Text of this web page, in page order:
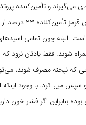
می‌گیرند و تأمین‌کننده
۱۴ درصد از نیاز آقایان است. البته چون
شوند. فقط یادتان نرود که
که نپخته مصرف شوند،
و سپس میل کرد. با وجود اینکه
بنابراین اگر فشار خون